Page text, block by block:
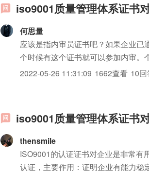
iso9001质量管理体系证书
何思量
应该是指内审员证书吧？如果企业
个时候有这个证书就可以参加内审。
2022-05-26 11:31:09 1662查看 10
iso9001质量管理体系证书
thensmile
ISO9001的认证证书对企业是非常有
认证，主要作用：证明企业有能力稳